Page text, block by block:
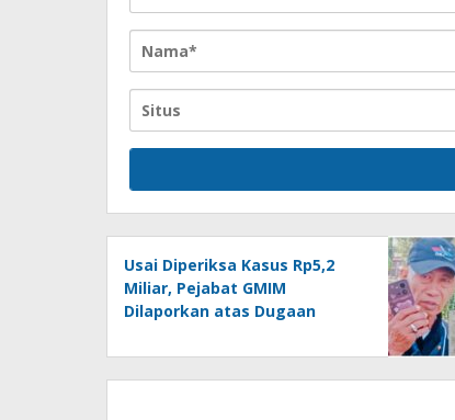
Usai Diperiksa Kasus Rp5,2
Miliar, Pejabat GMIM
Dilaporkan atas Dugaan